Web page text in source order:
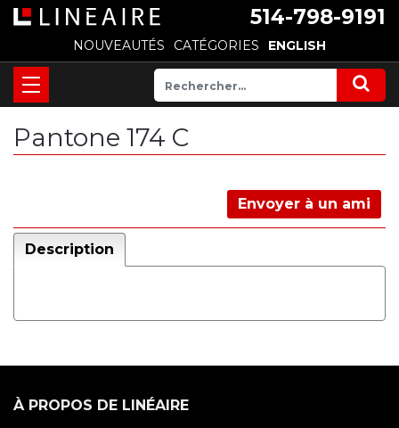
514-798-9191
NOUVEAUTÉS CATÉGORIES ENGLISH
Pantone 174 C
Envoyer à un ami
Description
À PROPOS DE LINÉAIRE